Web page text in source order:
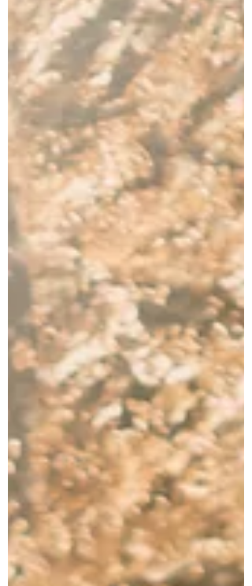
véritable expérience luxury.
Pionnières de l'Hydrafacial en tant
qu'esthéticiennes avec plus de 5
ans d'expertise, nous proposons
1h15 de soin contre 30 minutes
ailleurs, pour le même tarif de 180€.
Découvrez ce qui fait la différence
et pourquoi nos clientes ne
reviennent jamais en arrière.